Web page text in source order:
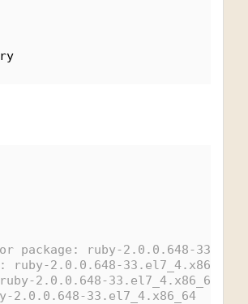
package: ruby-2.0.0.648-
ruby-2.0.0.648-33.el7_4.x86_64
2.0.0.648-33.el7_4.x86_64
2.0.0.648-33.el7_4.x86_64